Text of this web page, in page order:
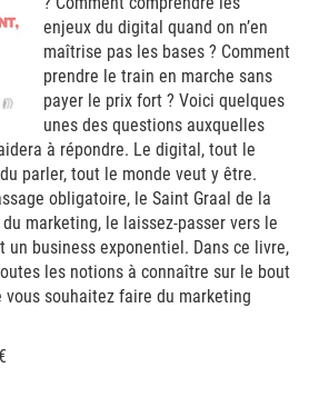
enjeux du digital quand on n’en
maîtrise pas les bases ? Comment
prendre le train en marche sans
payer le prix fort ? Voici quelques
unes des questions auxquelles
à répondre. Le digital, tout le
parler, tout le monde veut y être.
obligatoire, le Saint Graal de la
marketing, le laissez-passer vers le
un business exponentiel. Dans ce livre,
les notions à connaître sur le bout
vous souhaitez faire du marketing